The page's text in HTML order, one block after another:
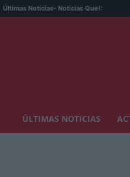
Últimas Noticias- Noticias Que!:
ÚLTIMAS NOTICIAS